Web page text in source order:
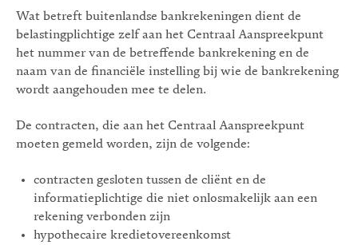
Wat betreft buitenlandse bankrekeningen dient de
belastingplichtige zelf aan het Centraal Aanspreekpunt
het nummer van de betreffende bankrekening en de
naam van de financiële instelling bij wie de bankrekening
wordt aangehouden mee te delen.
De contracten, die aan het Centraal Aanspreekpunt
moeten gemeld worden, zijn de volgende:
contracten gesloten tussen de cliënt en de
informatieplichtige die niet onlosmakelijk aan een
rekening verbonden zijn
hypothecaire kredietovereenkomst